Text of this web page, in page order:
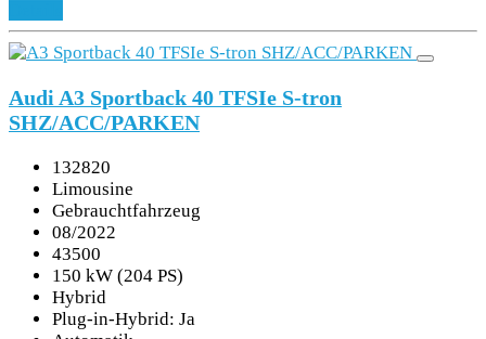
Audi A3 Sportback 40 TFSIe S-tron
SHZ/ACC/PARKEN
132820
Limousine
Gebrauchtfahrzeug
08/2022
43500
150 kW (204 PS)
Hybrid
Plug-in-Hybrid: Ja